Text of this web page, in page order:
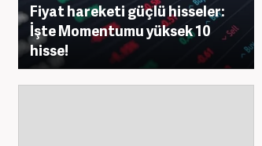
Fiyat hareketi güçlü hisseler:
İşte Momentumu yüksek 10
hisse!